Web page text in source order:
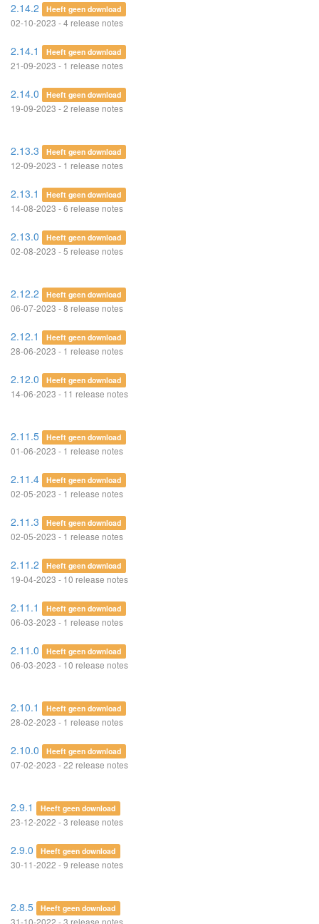
2.14.2 Heeft geen download
02-10-2023 - 4 release notes
2.14.1 Heeft geen download
21-09-2023 - 1 release notes
2.14.0 Heeft geen download
19-09-2023 - 2 release notes
2.13.3 Heeft geen download
12-09-2023 - 1 release notes
2.13.1 Heeft geen download
14-08-2023 - 6 release notes
2.13.0 Heeft geen download
02-08-2023 - 5 release notes
2.12.2 Heeft geen download
06-07-2023 - 8 release notes
2.12.1 Heeft geen download
28-06-2023 - 1 release notes
2.12.0 Heeft geen download
14-06-2023 - 11 release notes
2.11.5 Heeft geen download
01-06-2023 - 1 release notes
2.11.4 Heeft geen download
02-05-2023 - 1 release notes
2.11.3 Heeft geen download
02-05-2023 - 1 release notes
2.11.2 Heeft geen download
19-04-2023 - 10 release notes
2.11.1 Heeft geen download
06-03-2023 - 1 release notes
2.11.0 Heeft geen download
06-03-2023 - 10 release notes
2.10.1 Heeft geen download
28-02-2023 - 1 release notes
2.10.0 Heeft geen download
07-02-2023 - 22 release notes
2.9.1 Heeft geen download
23-12-2022 - 3 release notes
2.9.0 Heeft geen download
30-11-2022 - 9 release notes
2.8.5 Heeft geen download
31-10-2022 - 3 release notes